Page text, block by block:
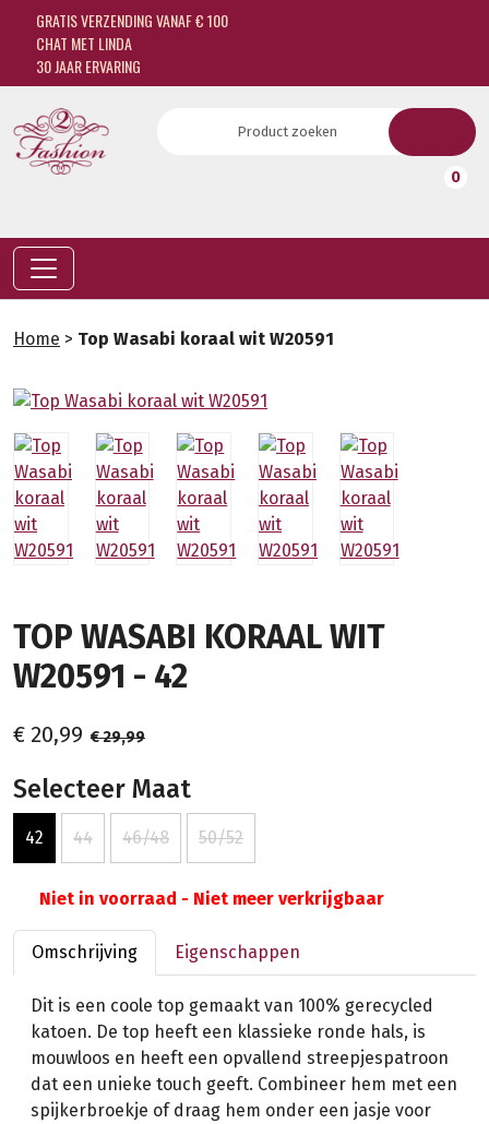
GRATIS VERZENDING VANAF € 100
CHAT MET LINDA
30 JAAR ERVARING
0
Home > Top Wasabi koraal wit W20591
TOP WASABI KORAAL WIT
W20591 - 42
€ 20,99 € 29,99
Selecteer Maat
42 44 46/48 50/52
Niet in voorraad - Niet meer verkrijgbaar
Omschrijving Eigenschappen
Dit is een coole top gemaakt van 100% gerecycled
katoen. De top heeft een klassieke ronde hals, is
mouwloos en heeft een opvallend streepjespatroon
dat een unieke touch geeft. Combineer hem met een
spijkerbroekje of draag hem onder een jasje voor